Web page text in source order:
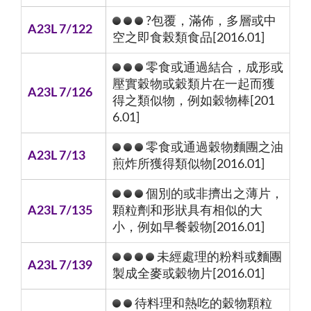
A23L 7/122
?包覆，滿佈，多層或中
空之即食榖類食品[2016.01]
A23L 7/126
零食或通過結合，成形或
壓實穀物或穀類片在一起而獲
得之類似物，例如穀物棒[201
6.01]
A23L 7/13
零食或通過穀物麵團之油
煎炸所獲得類似物[2016.01]
A23L 7/135
個別的或非擠出之薄片，
顆粒劑和形狀具有相似的大
小，例如早餐穀物[2016.01]
A23L 7/139
未經處理的粉料或麵團
製成全麥或穀物片[2016.01]
待料理和熱吃的穀物顆粒